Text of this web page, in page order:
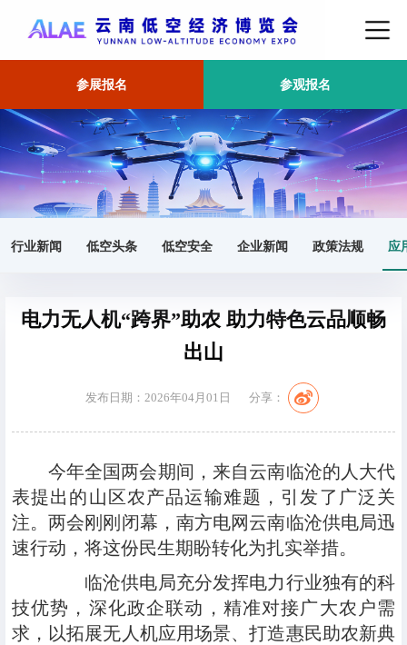
参展报名 参观报名
行业新闻 低空头条 低空安全 企业新闻 政策法规 应
首页 应用场景 正文
电力无人机“跨界”助农 助力特色云品顺畅
出山
发布日期：2026年04月01日 分享：
今年全国两会期间，来自云南临沧的人大代
表提出的山区农产品运输难题，引发了广泛关
注。两会刚刚闭幕，南方电网云南临沧供电局迅
速行动，将这份民生期盼转化为扎实举措。
临沧供电局充分发挥电力行业独有的科
技优势，深化政企联动，精准对接广大农户需
求，以拓展无人机应用场景、打造惠民助农新典